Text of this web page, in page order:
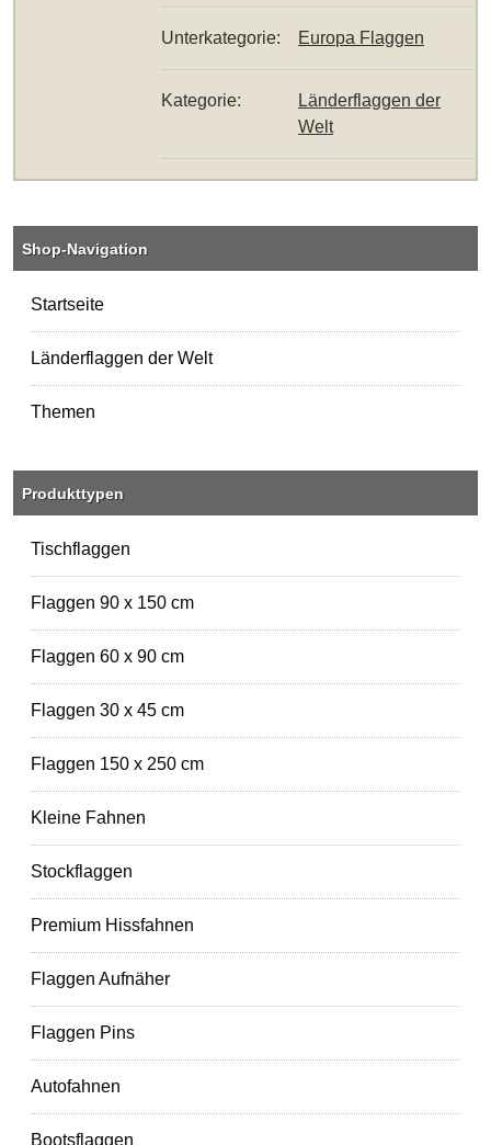
Unterkategorie: Europa Flaggen
Kategorie:
Länderflaggen der
Welt
Shop-Navigation
Startseite
Länderflaggen der Welt
Themen
Produkttypen
Tischflaggen
Flaggen 90 x 150 cm
Flaggen 60 x 90 cm
Flaggen 30 x 45 cm
Flaggen 150 x 250 cm
Kleine Fahnen
Stockflaggen
Premium Hissfahnen
Flaggen Aufnäher
Flaggen Pins
Autofahnen
Bootsflaggen